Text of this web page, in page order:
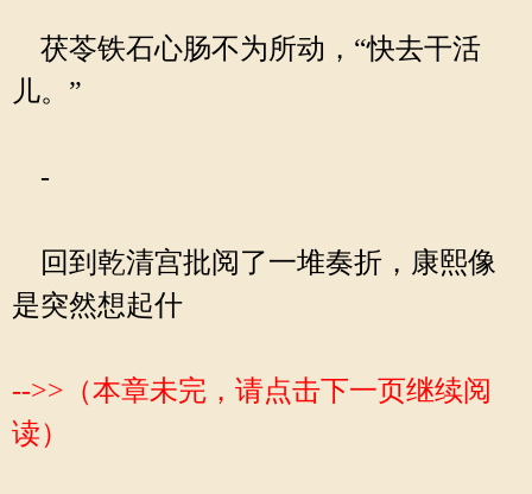
茯苓铁石心肠不为所动，“快去干活
儿。”
-
回到乾清宫批阅了一堆奏折，康熙像
是突然想起什
-->>（本章未完，请点击下一页继续阅
读）